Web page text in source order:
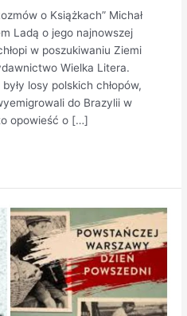
o Książkach” Michał
Ladą o jego najnowszej
w poszukiwaniu Ziemi
Wielka Litera.
losy polskich chłopów,
do Brazylii w
opowieść o […]